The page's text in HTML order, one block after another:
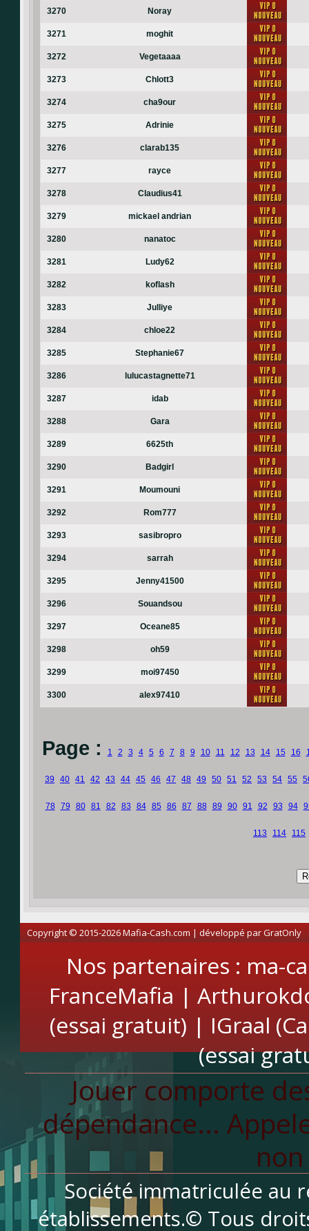
3270 Noray
3271 moghit
3272 Vegetaaaa
3273 Chlott3
3274 cha9our
3275 Adrinie
3276 clarab135
3277 rayce
3278 Claudius41
3279 mickael andrian
3280 nanatoc
3281 Ludy62
3282 koflash
3283 Julliye
3284 chloe22
3285 Stephanie67
3286 lulucastagnette71
3287 idab
3288 Gara
3289 6625th
3290 Badgirl
3291 Moumouni
3292 Rom777
3293 sasibropro
3294 sarrah
3295 Jenny41500
3296 Souandsou
3297 Oceane85
3298 oh59
3299 moi97450
3300 alex97410
Page : 1 2 3 4 5 6 7 8 9 10 11 12 13 14 15 16
39 40 41 42 43 44 45 46 47 48 49 50 51 52 53 54 55
78 79 80 81 82 83 84 85 86 87 88 89 90 91 92 93 94
113 114 115
Copyright © 2015-2026 Mafia-Cash.com | développé parGratOnly
Nos partenaires : ma-
FranceMafia |
(essai gratuit) | IGraal
(essai
Jouer comporte
dépendance...
Société immatriculée au
établissements.© Tous